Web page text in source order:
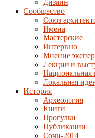
Дизайн
Сообщество
Союз
Имена
Мастерские
Интервью
Мнение
Лекции и
Национальная
Локальная
История
Археология
Книги
Прогулки
Публикации
Сочи-2014